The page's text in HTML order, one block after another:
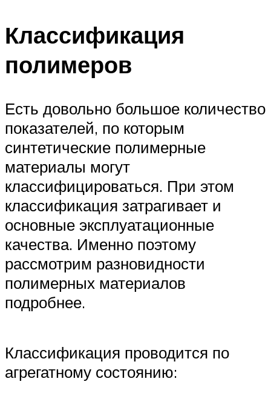
Классификация
полимеров
Есть довольно большое количество
показателей, по которым
синтетические полимерные
материалы могут
классифицироваться. При этом
классификация затрагивает и
основные эксплуатационные
качества. Именно поэтому
рассмотрим разновидности
полимерных материалов
подробнее.
Классификация проводится по
агрегатному состоянию: